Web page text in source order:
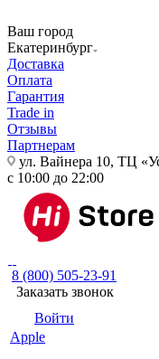
Ваш город
Екатеринбург
Доставка
Оплата
Гарантия
Trade in
Отзывы
Партнерам
ул. Вайнера 10, ТЦ
с 10:00 до 22:00
8 (800) 505-23-91
Заказать звонок
Войти
Apple